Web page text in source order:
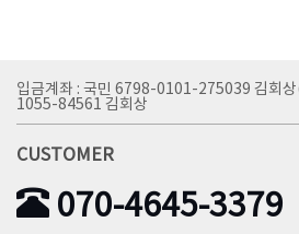
입금계좌 : 국민 6798-0101-275039 김회
1055-84561 김회상
CUSTOMER
070-4645-3379